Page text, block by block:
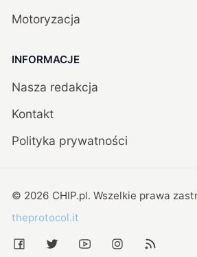
Motoryzacja
INFORMACJE
Nasza redakcja
Kontakt
Polityka prywatności
© 2026 CHIP.pl. Wszelkie prawa
theprotocol.it